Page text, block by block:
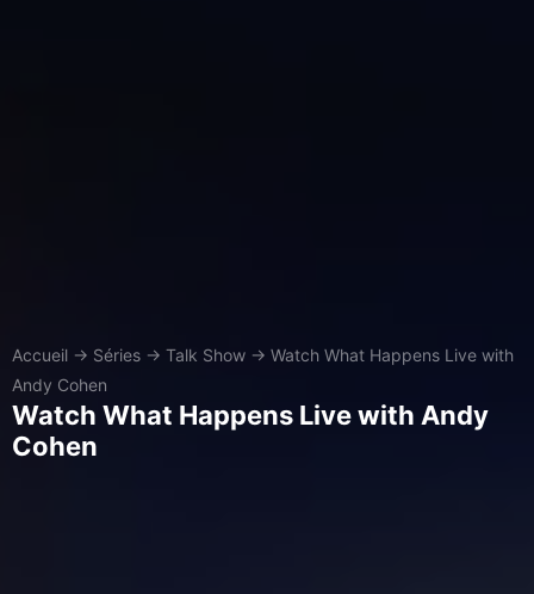
Accueil → Séries → Talk Show → Watch What Happens Live with
Andy Cohen
Watch What Happens Live with Andy
Cohen